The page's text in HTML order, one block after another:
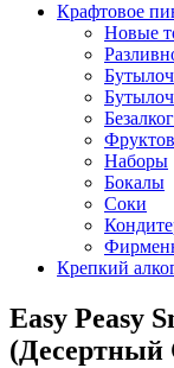
Крафтовое
Новые
Наборы
Бокалы
Соки
Крепкий
Easy Peasy
(Десертный